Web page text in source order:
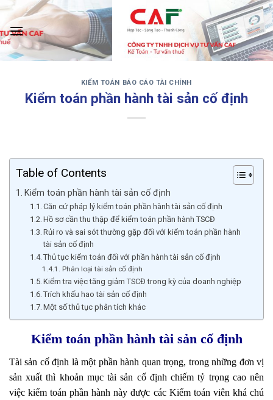
Skip
content
‹ ›
KIỂM TOÁN BÁO CÁO TÀI CHÍNH
Kiểm toán phần hành tài sản cố định
Table of Contents
Kiểm toán phần hành tài sản cố định
Căn cứ pháp lý kiểm toán phần hành tài sản cố định
Hồ sơ cần thu thập để kiểm toán phần hành TSCĐ
Rủi ro và sai sót thường gặp đối với kiểm toán phần hành
tài sản cố định
Thủ tục kiểm toán đối với phần hành tài sản cố định
Phân loại tài sản cố định
Kiểm tra việc tăng giảm TSCĐ trong kỳ của doanh nghiệp
Trích khấu hao tài sản cố định
Một số thủ tục phân tích khác
Kiểm toán phần hành tài sản cố định
Tài sản cố định là một phần hành quan trọng, trong những đơn vị
sản xuất thì khoản mục tài sản cố định chiếm tỷ trọng cao nên
việc kiểm toán phần hành này được các Kiểm toán viên khá chú